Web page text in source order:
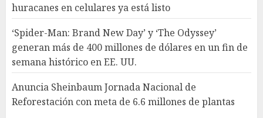
huracanes en celulares ya está listo
‘Spider-Man: Brand New Day’ y ‘The Odyssey’
generan más de 400 millones de dólares en un fin de
semana histórico en EE. UU.
Anuncia Sheinbaum Jornada Nacional de
Reforestación con meta de 6.6 millones de plantas
5
Anuncia Sheinbaum Jornada
Nacional de Reforestación con
meta de 6.6 millones de
plantas
AGOSTO 5, 2026
Rescatan en Colombia a